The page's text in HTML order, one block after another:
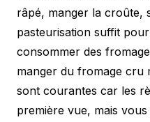
râpé, manger la croûte,
pasteurisation suffit
consommer des
manger du fromage cru
sont courantes car les
première vue, mais